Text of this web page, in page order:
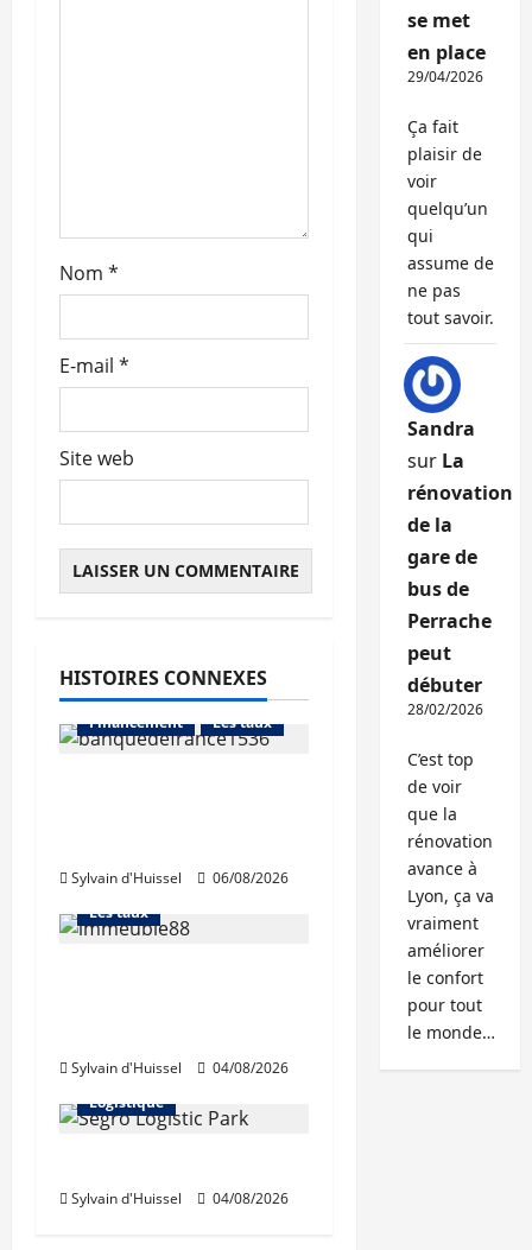
l
e
Nom *
E-mail *
Site web
HISTOIRES CONNEXES
Abonnés
Financement
Les taux
Sylvain d'Huissel 06/08/2026
L'avis des courtiers
Les taux
Sylvain d'Huissel 04/08/2026
Immo d'entreprise
Logistique
Sylvain d'Huissel 04/08/2026
se met
en place
29/04/2026
Ça fait
plaisir de
voir
quelqu’un
qui
assume de
ne pas
tout savoir.
Sandra
sur La
rénovation
de la
gare de
bus de
Perrache
peut
débuter
28/02/2026
C’est top
de voir
que la
rénovation
avance à
Lyon, ça va
vraiment
améliorer
le confort
pour tout
le monde…